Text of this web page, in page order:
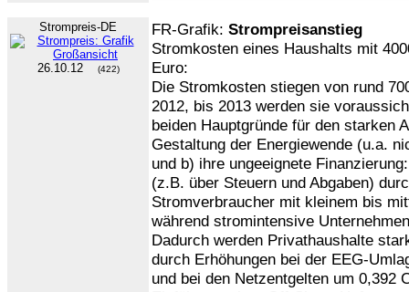
Strompreis-DE
26.10.12 (422)
FR-Grafik: Strompreisanstieg
Stromkosten eines Haushalts mit
Euro:
Die Stromkosten stiegen von rund
2012, bis 2013 werden sie
beiden Hauptgründe für den starken
Gestaltung der Energiewende (u.a.
und b) ihre ungeeignete
(z.B. über Steuern und Abgaben)
Stromverbraucher mit kleinem bis
während stromintensive
Dadurch werden Privathaushalte
durch Erhöhungen bei der EEG-
und bei den Netzentgelten um 0,392